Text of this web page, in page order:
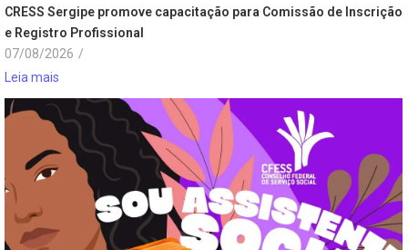
CRESS Sergipe promove capacitação para Comissão de Inscrição
e Registro Profissional
07/08/2026 /
Leia mais